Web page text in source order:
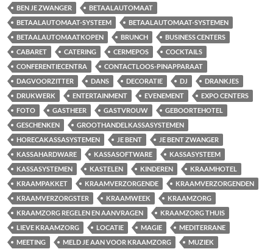
BEN JE ZWANGER
BETAALAUTOMAAT
BETAALAUTOMAAT-SYSTEEM
BETAALAUTOMAAT-SYSTEMEN
BETAALAUTOMAATKOPEN
BRUNCH
BUSINESS CENTERS
CABARET
CATERING CERMEPOS
COCKTAILS
CONFERENTIECENTRA
CONTACTLOOS-PINAPPARAAT
DAGVOORZITTER
DANS DECORATIE DJ
DRANKJES
DRUKWERK
ENTERTAINMENT EVENEMENT
EXPO CENTERS
FOTO
GASTHEER GASTVROUW
GEBOORTEHOTEL
GESCHENKEN
GROOTHANDELKASSASYSTEMEN
HORECAKASSASYSTEMEN
JE BENT
JE BENT ZWANGER
KASSAHARDWARE
KASSASOFTWARE
KASSASYSTEEM
KASSASYSTEMEN
KASTELEN KINDEREN
KRAAMHOTEL
KRAAMPAKKET
KRAAMVERZORGENDE
KRAAMVERZORGENDEN
KRAAMVERZORGSTER
KRAAMWEEK
KRAAMZORG
KRAAMZORG REGELEN EN AANVRAGEN
KRAAMZORG THUIS
LIEVE KRAAMZORG
LOCATIE MAGIE
MEDITERRANE
MEETING
MELD JE AAN VOOR KRAAMZORG
MUZIEK